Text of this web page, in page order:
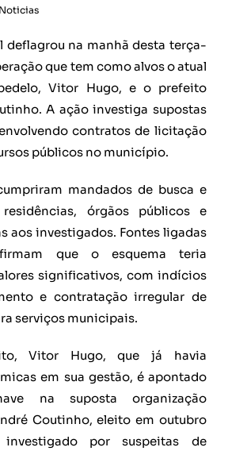
deflagrou na manhã desta terça-
que tem como alvos o atual
Vitor Hugo, e o prefeito
A ação investiga supostas
contratos de licitação
públicos no município.
mandados de busca e
órgãos públicos e
aos investigados. Fontes ligadas
que o esquema teria
significativos, com indícios
e contratação irregular de
serviços municipais.
Vitor Hugo, que já havia
em sua gestão, é apontado
na suposta organização
Coutinho, eleito em outubro
por suspeitas de